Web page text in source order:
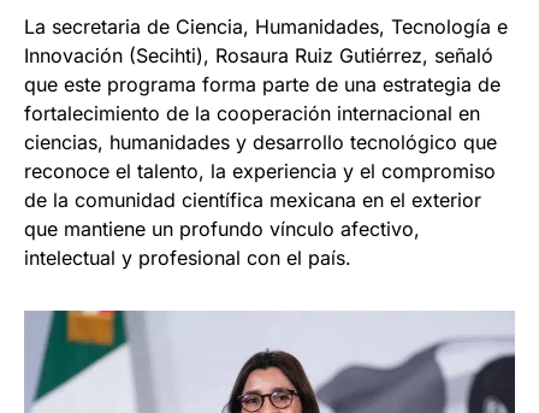
La secretaria de Ciencia, Humanidades, Tecnología e
Innovación (Secihti), Rosaura Ruiz Gutiérrez, señaló
que este programa forma parte de una estrategia de
fortalecimiento de la cooperación internacional en
ciencias, humanidades y desarrollo tecnológico que
reconoce el talento, la experiencia y el compromiso
de la comunidad científica mexicana en el exterior
que mantiene un profundo vínculo afectivo,
intelectual y profesional con el país.